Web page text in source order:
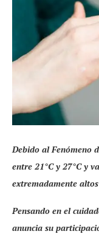
Debido al Fenómeno
entre 21°C y 27°C y
extremadamente
Pensando en el
anuncia su